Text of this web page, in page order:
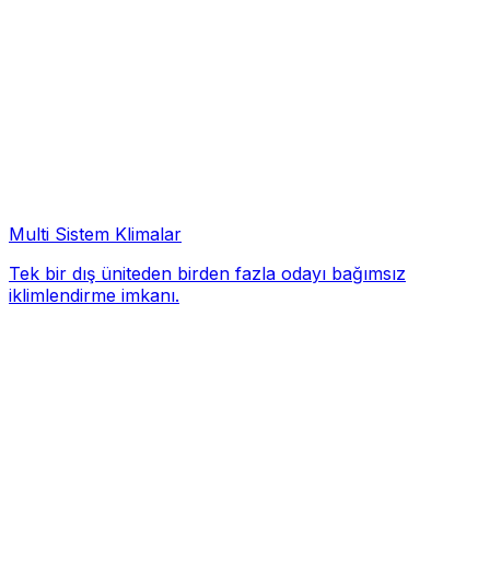
Multi Sistem Klimalar
Tek bir dış üniteden birden fazla odayı bağımsız
iklimlendirme imkanı.